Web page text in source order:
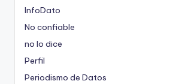
InfoDato
No confiable
no lo dice
Perfil
Periodismo de Datos